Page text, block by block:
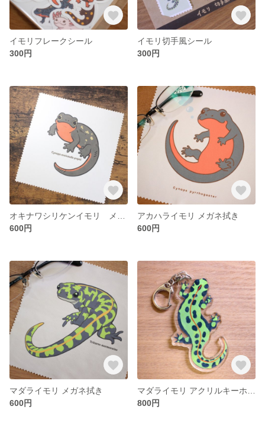
イモリフレークシール
300円
イモリ切手風シール
300円
600円
アカハライモリ メガネ拭き
600円
マダライモリ メガネ拭き
600円
800円